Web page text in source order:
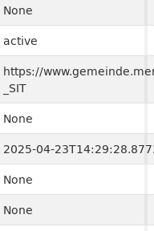
None
active
https://
_SIT
None
2025-04-
None
None